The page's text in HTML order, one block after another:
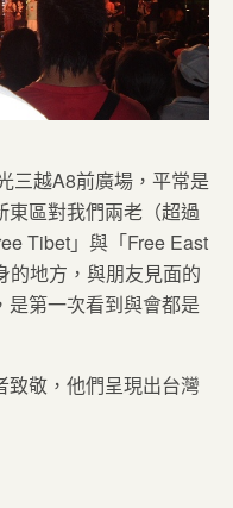
三越A8前廣場，平常是
區對我們兩老（超過
Tibet」與「Free East
的地方，與朋友見面的
第一次看到與會都是
致敬，他們呈現出台灣